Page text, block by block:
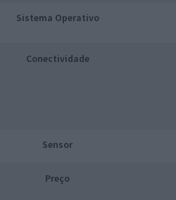
Sistema Operativo
Conectividade
Sensor
Preço